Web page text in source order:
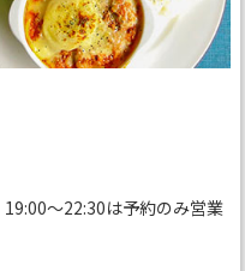
〜22:30は予約のみ営業